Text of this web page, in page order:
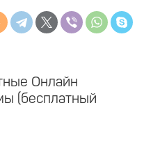
Онлайн
(бесплатный